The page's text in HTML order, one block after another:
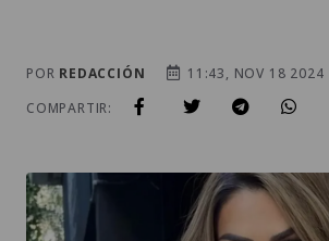
POR REDACCIÓN
11:43, NOV 18 2024
COMPARTIR: